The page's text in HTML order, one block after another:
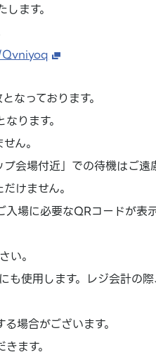
ます。
なっております。
ります。
ん。
会場付近」での待機はご遠
けません。
場に必要なQRコードが表示
い。
も使用します。レジ会計の
場合がございます。
ます。